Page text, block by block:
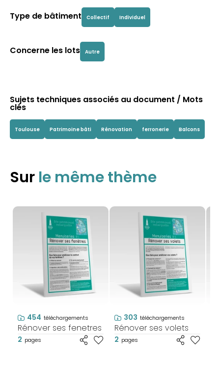
Type de bâtiment Collectif Individuel
Concerne les lots Autre
Sujets techniques associés au document / Mots
clés
Toulouse Patrimoine bâti Rénovation ferronerie Balcons
Sur le même thème
454 téléchargements
Rénover ses fenetres
2 pages
303 téléchargements
Rénover ses volets
2 pages